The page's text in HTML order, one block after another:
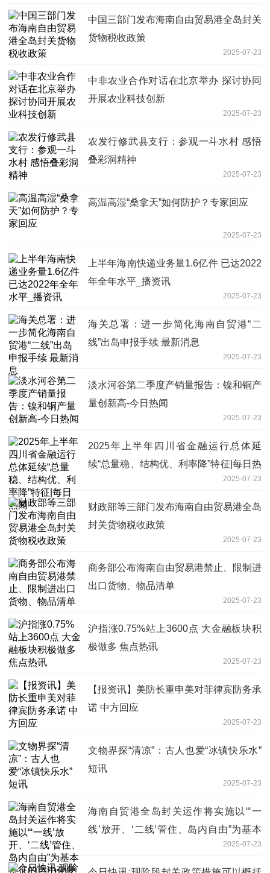
中国三部门发布海南自由贸易港全岛封关
货物税收政策
2025-07-23
中非农业合作对话在北京举办 探讨协同
开展农业科技创新
2025-07-23
农发行修武县支行：参观一斗水村 感悟
叠彩洞精神
2025-07-23
高温高湿“桑拿天”如何防护？专家回应
2025-07-23
上半年海南快递业务量1.6亿件 已达2022
年全年水平_播资讯
2025-07-23
海关总署：进一步简化海南自贸港“二
线”出岛申报手续 最新消息
2025-07-23
淡水河谷第二季度产销量报告：镍和铜产
量创新高-今日热闻
2025-07-23
2025年上半年四川省金融运行总体延
续“总量稳、结构优、利率降”特征|每日热
2025-07-23
财政部等三部门发布海南自由贸易港全岛
封关货物税收政策
2025-07-23
商务部公布海南自由贸易港禁止、限制进
出口货物、物品清单
2025-07-23
沪指涨0.75%站上3600点 大金融板块积
极做多 焦点热讯
2025-07-23
【报资讯】美防长重申美对菲律宾防务承
诺 中方回应
2025-07-23
文物界探“清凉”：古人也爱“冰镇快乐水”
短讯
2025-07-23
海南自贸港全岛封关运作将实施以“‘一
线’放开、‘二线’管住、岛内自由”为基本
2025-07-23